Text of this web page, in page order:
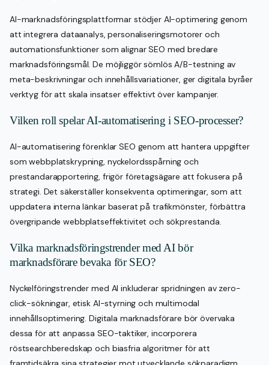
AI-marknadsföringsplattformar stödjer AI-optimering genom
att integrera dataanalys, personaliseringsmotorer och
automationsfunktioner som alignar SEO med bredare
marknadsföringsmål. De möjliggör sömlös A/B-testning av
meta-beskrivningar och innehållsvariationer, ger digitala byråer
verktyg för att skala insatser effektivt över kampanjer.
Vilken roll spelar AI-automatisering i SEO-processer?
AI-automatisering förenklar SEO genom att hantera uppgifter
som webbplatskrypning, nyckelordsspårning och
prestandarapportering, frigör företagsägare att fokusera på
strategi. Det säkerställer konsekventa optimeringar, som att
uppdatera interna länkar baserat på trafikmönster, förbättra
övergripande webbplatseffektivitet och sökprestanda.
Vilka marknadsföringstrender med AI bör
marknadsförare bevaka för SEO?
Nyckelföringstrender med AI inkluderar spridningen av zero-
click-sökningar, etisk AI-styrning och multimodal
innehållsoptimering. Digitala marknadsförare bör övervaka
dessa för att anpassa SEO-taktiker, incorporera
röstsearchberedskap och biasfria algoritmer för att